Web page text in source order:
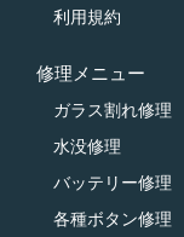
利用規約
修理メニュー
ガラス割れ修理
水没修理
バッテリー修理
各種ボタン修理